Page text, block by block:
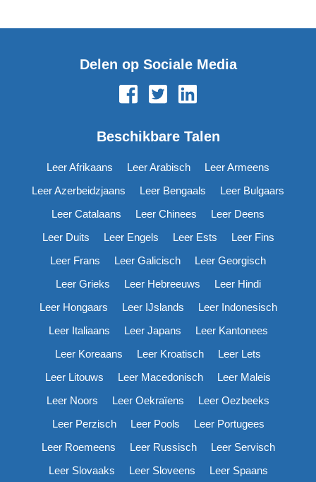
Delen op Sociale Media
Beschikbare Talen
Leer Afrikaans Leer Arabisch
Leer Armeens
Leer Azerbeidzjaans
Leer Bengaals
Leer Bulgaars
Leer Catalaans
Leer Chinees
Leer Deens
Leer Duits
Leer Engels Leer Ests
Leer Fins
Leer Frans
Leer Galicisch
Leer Georgisch
Leer Grieks
Leer Hebreeuws
Leer Hindi
Leer Hongaars
Leer IJslands
Leer Indonesisch
Leer Italiaans
Leer Japans
Leer Kantonees
Leer Koreaans
Leer Kroatisch
Leer Lets
Leer Litouws
Leer Macedonisch
Leer Maleis
Leer Noors
Leer Oekraïens
Leer Oezbeeks
Leer Perzisch
Leer Pools
Leer Portugees
Leer Roemeens
Leer Russisch
Leer Servisch
Leer Slovaaks
Leer Sloveens
Leer Spaans